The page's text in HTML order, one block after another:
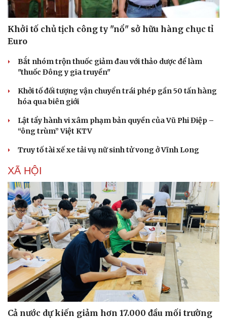
Khởi tố chủ tịch công ty "nổ" sở hữu hàng chục tỉ
Euro
Bắt nhóm trộn thuốc giảm đau với thảo dược để làm
"thuốc Đông y gia truyền"
Khởi tố đối tượng vận chuyển trái phép gần 50 tấn hàng
hóa qua biên giới
Lật tẩy hành vi xâm phạm bản quyền của Vũ Phi Điệp –
“ông trùm” Việt KTV
Truy tố tài xế xe tải vụ nữ sinh tử vong ở Vĩnh Long
XÃ HỘI
Cả nước dự kiến giảm hơn 17.000 đầu mối trường